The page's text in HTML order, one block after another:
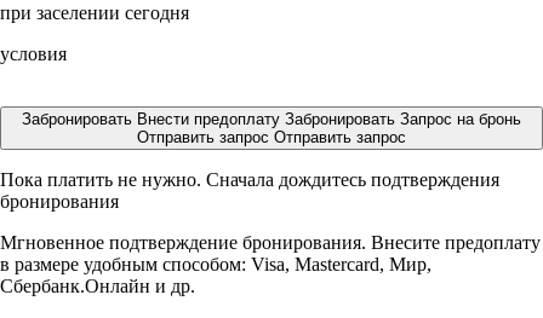
при заселении сегодня
условия
Забронировать Внести предоплату Забронировать Запрос на бронь
Отправить запрос Отправить запрос
Пока платить не нужно. Сначала дождитесь подтверждения
бронирования
Мгновенное подтверждение бронирования. Внесите предоплату
в размере удобным способом: Visa, Mastercard, Мир,
Сбербанк.Онлайн и др.